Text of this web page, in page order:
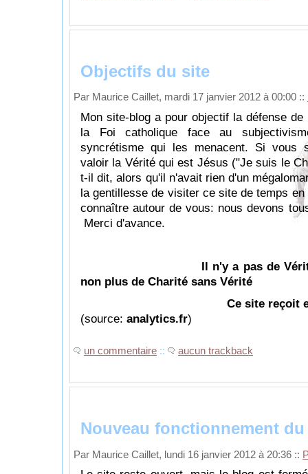
Objectifs du site
Par Maurice Caillet, mardi 17 janvier 2012 à 00:00 ::
Mon site-blog a pour objectif la défense
la Foi catholique face au
syncrétisme qui les menacent. Si vous
valoir la Vérité qui est Jésus ("Je suis le
t-il dit, alors qu'il n'avait rien d'un
la gentillesse de visiter ce site de temps
connaître autour de vous: nous devons
Merci d'avance.
Il n'y a pas de
non plus de Charité sans Vérité
Ce site reçoit
(source: analytics.fr)
un commentaire :: aucun trackback
Nouveau fonctionnement
Par Maurice Caillet, lundi 16 janvier 2012 à 20:36 ::